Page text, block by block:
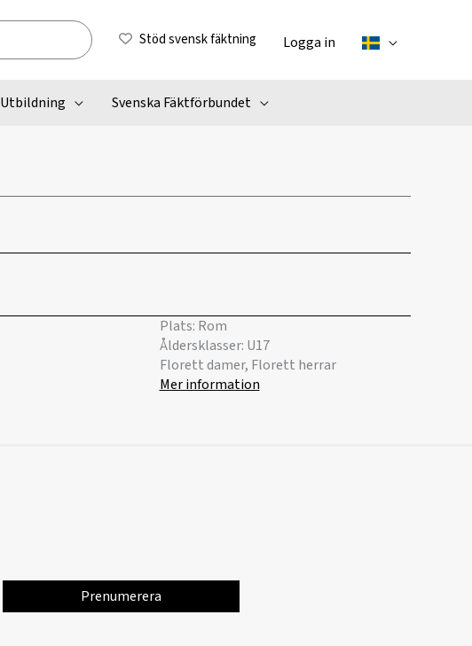
Stöd svensk fäktning Logga in
Utbildning Svenska Fäktförbundet
Plats: Rom
Åldersklasser: U17
Florett damer, Florett herrar
Mer information